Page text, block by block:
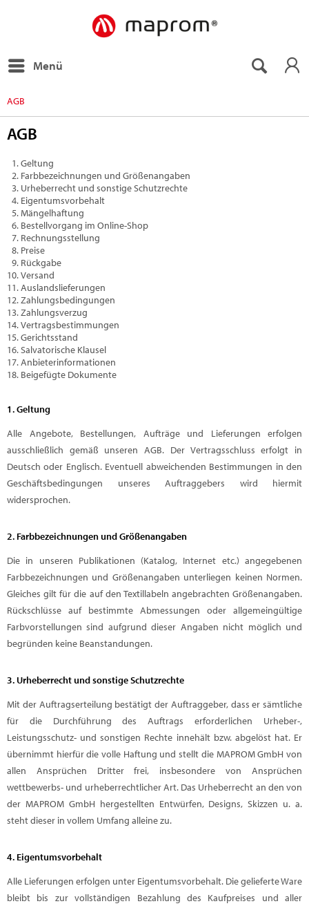
Menü
AGB
AGB
Geltung
Farbbezeichnungen und Größenangaben
Urheberrecht und sonstige Schutzrechte
Eigentumsvorbehalt
Mängelhaftung
Bestellvorgang im Online-Shop
Rechnungsstellung
Preise
Rückgabe
Versand
Auslandslieferungen
Zahlungsbedingungen
Zahlungsverzug
Vertragsbestimmungen
Gerichtsstand
Salvatorische Klausel
Anbieterinformationen
Beigefügte Dokumente
1. Geltung
Alle Angebote, Bestellungen, Aufträge und Lieferungen erfolgen
ausschließlich gemäß unseren AGB. Der Vertragsschluss erfolgt in
Deutsch oder Englisch. Eventuell abweichenden Bestimmungen in den
Geschäftsbedingungen unseres Auftraggebers wird hiermit
widersprochen.
2. Farbbezeichnungen und Größenangaben
Die in unseren Publikationen (Katalog, Internet etc.) angegebenen
Farbbezeichnungen und Größenangaben unterliegen keinen Normen.
Gleiches gilt für die auf den Textillabeln angebrachten Größenangaben.
Rückschlüsse auf bestimmte Abmessungen oder allgemeingültige
Farbvorstellungen sind aufgrund dieser Angaben nicht möglich und
begründen keine Beanstandungen.
3. Urheberrecht und sonstige Schutzrechte
Mit der Auftragserteilung bestätigt der Auftraggeber, dass er sämtliche
für die Durchführung des Auftrags erforderlichen Urheber-,
Leistungsschutz- und sonstigen Rechte innehält bzw. abgelöst hat. Er
übernimmt hierfür die volle Haftung und stellt die MAPROM GmbH von
allen Ansprüchen Dritter frei, insbesondere von Ansprüchen
wettbewerbs- und urheberrechtlicher Art. Das Urheberrecht an den von
der MAPROM GmbH hergestellten Entwürfen, Designs, Skizzen u. a.
steht dieser in vollem Umfang alleine zu.
4. Eigentumsvorbehalt
Alle Lieferungen erfolgen unter Eigentumsvorbehalt. Die gelieferte Ware
bleibt bis zur vollständigen Bezahlung des Kaufpreises und aller